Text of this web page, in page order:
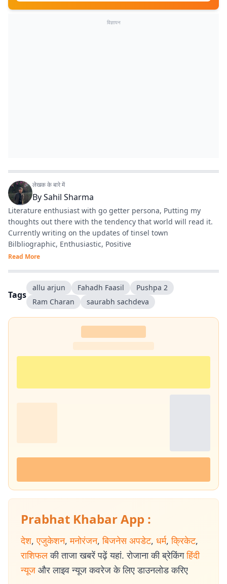
विज्ञापन
लेखक के बारे में
BySahil Sharma
Literature enthusiast with go getter persona, Putting my
thoughts out there with the tendency that world will read it.
Currently writing on the updates of tinsel town
Bilbliographic, Enthusiastic, Positive
Read More
Tags
allu arjun Fahadh Faasil
Pushpa 2
Ram Charan
saurabh sachdeva
Prabhat Khabar App :
देश, एजुकेशन, मनोरंजन, बिजनेस अपडेट, धर्म, क्रिकेट,
राशिफल की ताजा खबरें पढ़ें यहां. रोजाना की ब्रेकिंग हिंदी
न्यूज और लाइव न्यूज कवरेज के लिए डाउनलोड करिए